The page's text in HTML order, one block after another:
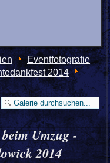
Eventfotografie
2014
Umzug -
2014